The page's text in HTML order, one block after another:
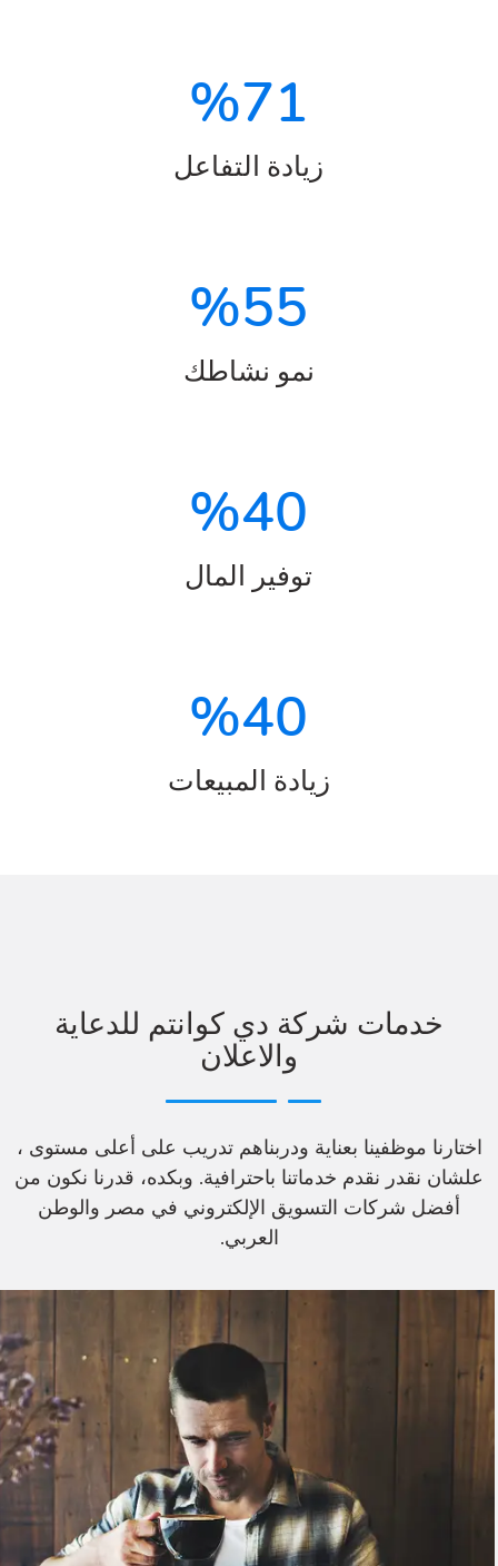
71
%
زيادة التفاعل
55
%
نمو نشاطك
40
%
توفير المال
40
%
زيادة المبيعات
خدمات شركة دي كوانتم للدعاية
والاعلان
اختارنا موظفينا بعناية ودربناهم تدريب على أعلى مستوى ،
علشان نقدر نقدم خدماتنا باحترافية. وبكده، قدرنا نكون من
أفضل شركات التسويق الإلكتروني في مصر والوطن
العربي.